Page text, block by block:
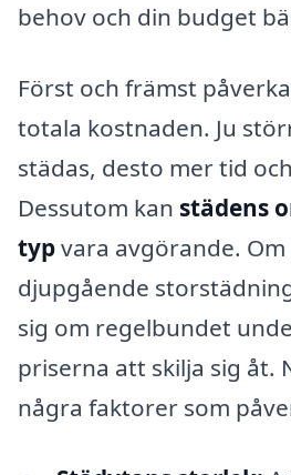
behov och din budget
Först och främst
totala kostnaden. Ju
städas, desto mer tid
Dessutom kan städens
typvara avgörande.
djupgående
sig om regelbundet
priserna att skilja sig åt.
några faktorer som